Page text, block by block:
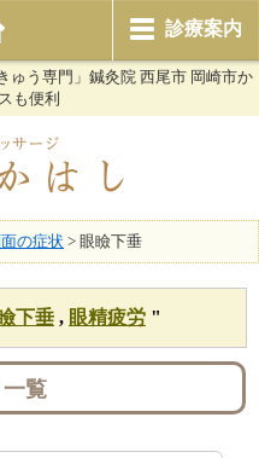
診療案内
ゅう専門」鍼灸院 西尾市 岡崎市か
も便利
の症状 > 眼瞼下垂
下垂 , 眼精疲労 "
覧